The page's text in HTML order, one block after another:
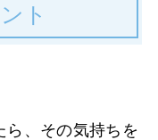
ト
ら、その気持ちを